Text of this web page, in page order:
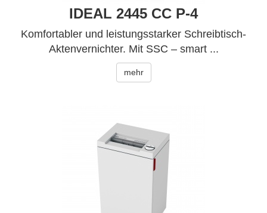
IDEAL 2445 CC P-4
Komfortabler und leistungsstarker Schreibtisch-
Aktenvernichter. Mit SSC – smart ...
mehr